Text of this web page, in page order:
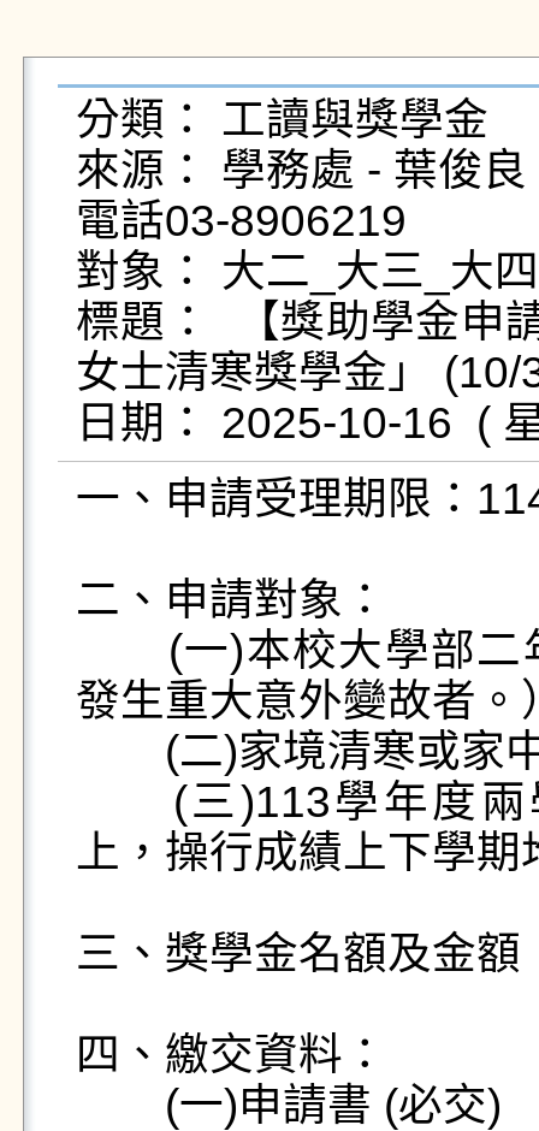
分類： 工讀與獎學金
來源： 學務處 - 葉俊
電話03-8906219
對象： 大二_大三_大
標題：  【獎助學金申
女士清寒獎學金」
一、申請受理期限：
二、申請對象：
(一)本校大學部二
發生重大意外變故者。
(二)家境清寒或家中
(三)113學年度兩
上，操行成績上下學期
三、獎學金名額及金
四、繳交資料：
(一)申請書 (必交)